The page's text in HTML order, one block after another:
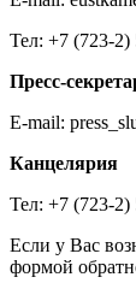
Тел: +7 (723-2)
Пресс-
E-mail:
Канцелярия
Тел: +7 (723-2)
Если у Вас
формой